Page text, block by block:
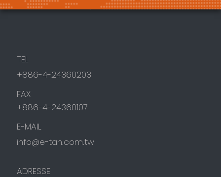
TEL
+886-4-24360203
FAX
+886-4-24360107
E-MAIL
info@e-tan.com.tw
ADRESSE